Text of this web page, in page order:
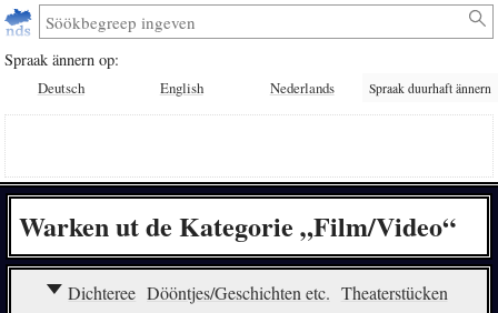
Spraak ännern op:
Deutsch English Nederlands Spraak duurhaft ännern
Warken ut de Kategorie „Film/Video“
Dichteree Dööntjes/Geschichten etc. Theaterstücken